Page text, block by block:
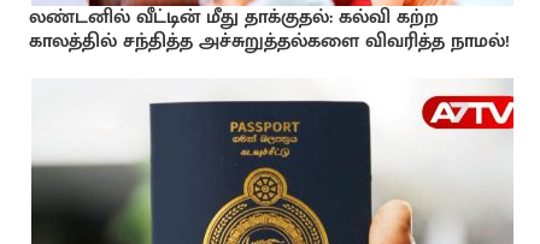
லண்டனில் வீட்டின் மீது தாக்குதல்: கல்வி கற்ற
காலத்தில் சந்தித்த அச்சுறுத்தல்களை விவரித்த நாமல்!